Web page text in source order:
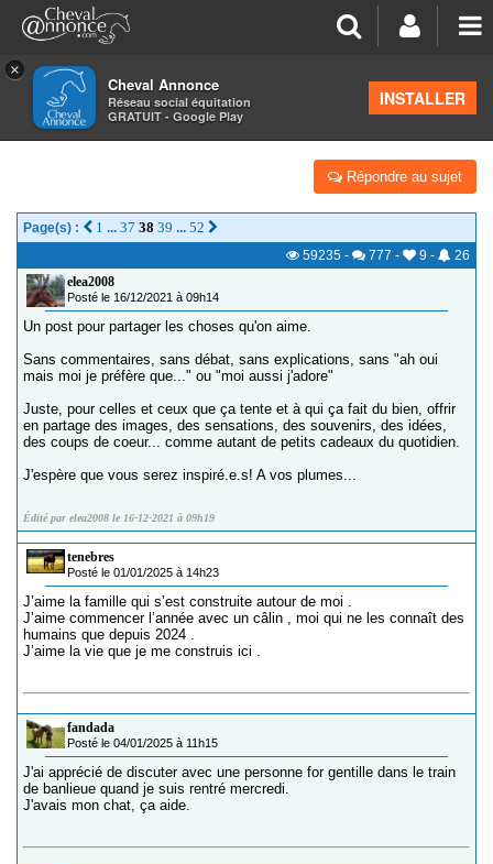
×
Cheval Annonce
Réseau social équitation
GRATUIT - Google Play
INSTALLER
>Salon de thé
J'AIME...
Répondre au sujet
Page(s) : 1 ... 37 38 39 ... 52
59235 - 777 - 9 -
26
elea2008
Posté le 16/12/2021 à 09h14
Un post pour partager les choses qu'on aime.
Sans commentaires, sans débat, sans explications, sans "ah oui
mais moi je préfère que..." ou "moi aussi j'adore"
Juste, pour celles et ceux que ça tente et à qui ça fait du bien, offrir
en partage des images, des sensations, des souvenirs, des idées,
des coups de coeur... comme autant de petits cadeaux du quotidien.
J'espère que vous serez inspiré.e.s! A vos plumes...
Édité par elea2008 le 16-12-2021 à 09h19
tenebres
Posté le 01/01/2025 à 14h23
J’aime la famille qui s’est construite autour de moi .
J’aime commencer l’année avec un câlin , moi qui ne les connaît des
humains que depuis 2024 .
J’aime la vie que je me construis ici .
fandada
Posté le 04/01/2025 à 11h15
J'ai apprécié de discuter avec une personne for gentille dans le train
de banlieue quand je suis rentré mercredi.
J'avais mon chat, ça aide.